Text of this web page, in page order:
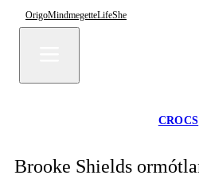
OrigoMindmegetteLifeShe
CROCS
Brooke Shields